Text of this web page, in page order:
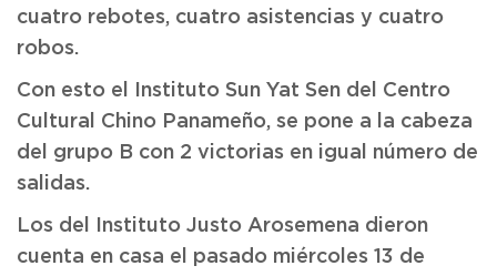
cuatro rebotes, cuatro asistencias y cuatro
robos.
Con esto el Instituto Sun Yat Sen del Centro
Cultural Chino Panameño, se pone a la cabeza
del grupo B con 2 victorias en igual número de
salidas.
Los del Instituto Justo Arosemena dieron
cuenta en casa el pasado miércoles 13 de